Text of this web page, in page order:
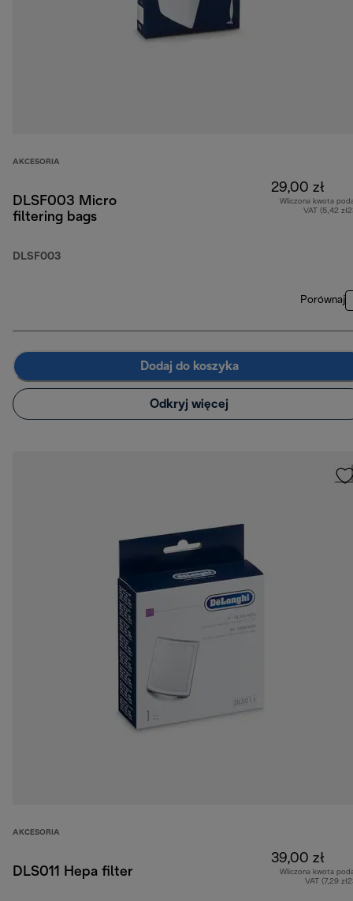
AKCESORIA
DLSF003 Micro
filtering bags
DLSF003
29,00 zł
Wliczona kwota
VAT (5,42
Porównaj
Dodaj do koszyka
Odkryj więcej
AKCESORIA
DLS011 Hepa filter
39,00 zł
Wliczona kwota
VAT (7,29